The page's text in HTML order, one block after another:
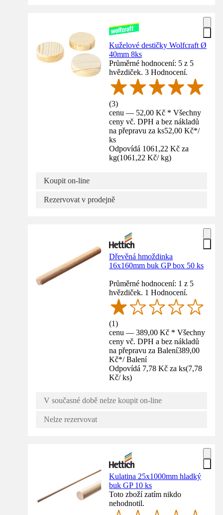
Kuželové destičky Wolfcraft Ø
40mm 8ks
Průměrné hodnocení: 5 z 5
hvězdiček. 3 Hodnocení.
(3)
cenu — 52,00 Kč * Všechny
ceny vč. DPH a bez nákladů
na přepravu za ks52,00 Kč*/
ks
Odpovídá 1061,22 Kč za
kg(1061,22 Kč/ kg)
Koupit on-line
Rezervovat v prodejně
Dřevěná hmoždinka
16x160mm buk GP box 50 ks
Průměrné hodnocení: 1 z 5
hvězdiček. 1 Hodnocení.
(1)
cenu — 389,00 Kč * Všechny
ceny vč. DPH a bez nákladů
na přepravu za Balení389,00
Kč*/ Balení
Odpovídá 7,78 Kč za ks(7,78
Kč/ ks)
V současné době nelze koupit on-line
Nelze rezervovat
Kulatina 25x1000mm hladký
buk GP 10 ks
Toto zboží zatím nikdo
nehodnotil.